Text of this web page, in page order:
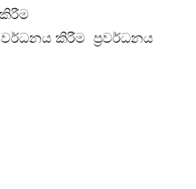
කිරීම
කිරීම ප්‍රවර්ධනය